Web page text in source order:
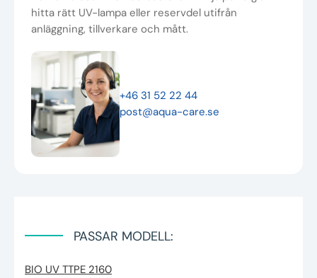
hitta rätt UV-lampa eller reservdel utifrån
anläggning, tillverkare och mått.
+46 31 52 22 44
post@aqua-care.se
PASSAR MODELL:
BIO UV TTPE 2160